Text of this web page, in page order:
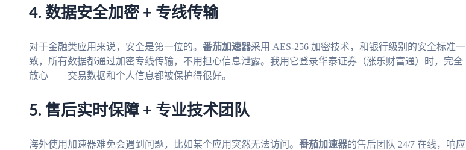
4. 数据安全加密 + 专线传输
对于金融类应用来说，安全是第一位的。 番茄加速器采用 AES-256 加密技术，和银行级别的安全标准一
致，所有数据都通过加密专线传输，不用担心信息泄露。我用它登录华泰证券（涨乐财富通）时，完全
放心——交易数据和个人信息都被保护得很好。
5. 售后实时保障 + 专业技术团队
海外使用加速器难免会遇到问题，比如某个应用突然无法访问。 番茄加速器的售后团队 24/7 在线，响应